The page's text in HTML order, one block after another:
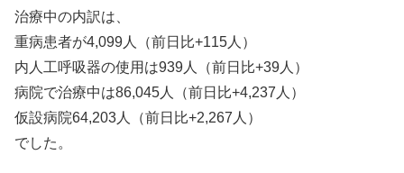
治療中の内訳は、
重病患者が4,099人（前日比+115人）
内人工呼吸器の使用は939人（前日比+39人）
病院で治療中は86,045人（前日比+4,237人）
仮設病院64,203人（前日比+2,267人）
でした。